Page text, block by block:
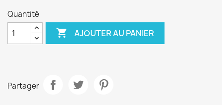
Quantité
 AJOUTER AU PANIER
Partager